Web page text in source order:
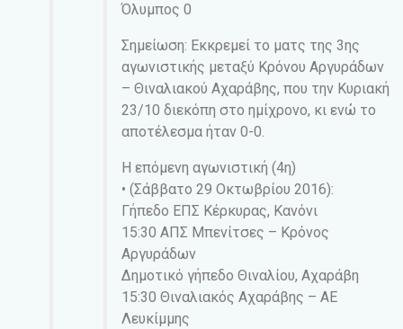
Όλυμπος 0
Σημείωση: Εκκρεμεί το ματς της 3ης
αγωνιστικής μεταξύ Κρόνου Αργυράδων
– Θιναλιακού Αχαράβης, που την Κυριακή
23/10 διεκόπη στο ημίχρονο, κι ενώ το
αποτέλεσμα ήταν 0-0.
Η επόμενη αγωνιστική (4η)
• (Σάββατο 29 Οκτωβρίου 2016):
Γήπεδο ΕΠΣ Κέρκυρας, Κανόνι
15:30 ΑΠΣ Μπενίτσες – Κρόνος
Αργυράδων
Δημοτικό γήπεδο Θιναλίου, Αχαράβη
15:30 Θιναλιακός Αχαράβης – ΑΕ
Λευκίμμης